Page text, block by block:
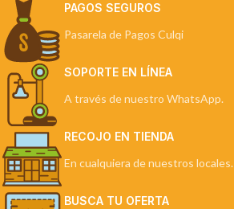
PAGOS SEGUROS
Pasarela de Pagos Culqi
SOPORTE EN LÍNEA
A través de nuestro WhatsApp.
RECOJO EN TIENDA
En cualquiera de nuestros locales.
BUSCA TU OFERTA